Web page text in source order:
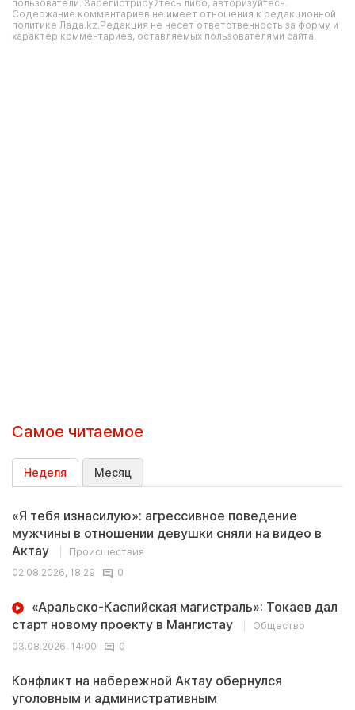
пользователи. Зарегистрируйтесь либо, авторизуйтесь.
Содержание комментариев не имеет отношения к редакционной
политике Лада.kz.Редакция не несет ответственность за форму и
характер комментариев, оставляемых пользователями сайта.
Самое читаемое
Неделя Месяц
«Я тебя изнасилую»: агрессивное поведение
мужчины в отношении девушки сняли на видео в
Актау
Происшествия
02.08.2026, 18:29
0
«Аральско-Каспийская магистраль»: Токаев дал
старт новому проекту в Мангистау
Общество
03.08.2026, 14:00
0
Конфликт на набережной Актау обернулся
уголовным и административным